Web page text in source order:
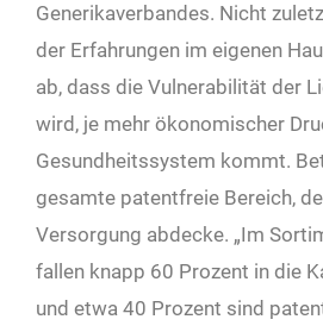
Generikaverbandes. Nicht
der Erfahrungen im eigenen
ab, dass die Vulnerabilität der
wird, je mehr ökonomischer
Gesundheitssystem kommt.
gesamte patentfreie Bereich,
Versorgung abdecke. „Im
fallen knapp 60 Prozent in die
und etwa 40 Prozent sind